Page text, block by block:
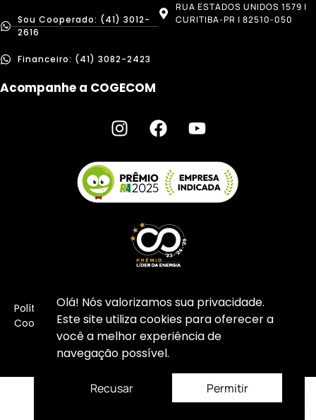
Sou Cooperado: (41) 3012-
2616
Financeiro: (41) 3082-2423
RUA ESTADOS UNIDOS 1579 |
CURITIBA-PR | 82510-050
Acompanhe a COGECOM
Política de Privacidade I Copyright © 2026COGECOM –
Cooperativa de Energia
Olá! Nós valorizamos sua privacidade.
Este site utiliza cookies para oferecer a
você a melhor experiência de
navegação possível.
Recusar Permitir